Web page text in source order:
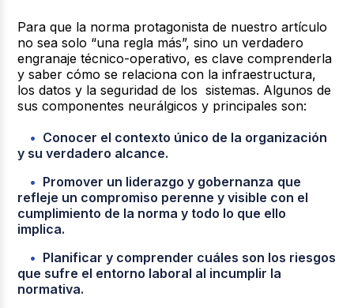
Para que la norma protagonista de nuestro artículo
no sea solo “una regla más”, sino un verdadero
engranaje técnico-operativo, es clave comprenderla
y saber cómo se relaciona con la infraestructura,
los datos y la seguridad de los sistemas. Algunos de
sus componentes neurálgicos y principales son:
Conocer el contexto único de la organización
y su verdadero alcance.
Promover un liderazgo y gobernanza que
refleje un compromiso perenne y visible con el
cumplimiento de la norma y todo lo que ello
implica.
Planificar y comprender cuáles son los riesgos
que sufre el entorno laboral al incumplir la
normativa.